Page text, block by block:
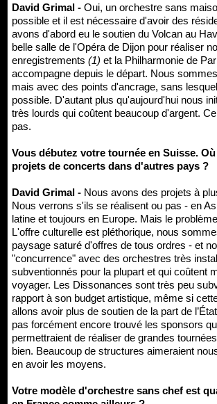
David Grimal - Oui, un orchestre sans
possible et il est nécessaire d'avoir des
avons d'abord eu le soutien du Volcan au
belle salle de l'Opéra de Dijon pour réaliser
enregistrements (1) et la Philharmonie de
accompagne depuis le départ. Nous
mais avec des points d'ancrage, sans
possible. D'autant plus qu'aujourd'hui nous
très lourds qui coûtent beaucoup d'argent.
pas.
Vous débutez votre tournée en Suisse.
projets de concerts dans d'autres pays ?
David Grimal - Nous avons des projets à
Nous verrons s'ils se réalisent ou pas - en
latine et toujours en Europe. Mais le
L'offre culturelle est pléthorique, nous
paysage saturé d'offres de tous ordres - et
"concurrence" avec des orchestres très
subventionnés pour la plupart et qui coûtent
voyager. Les Dissonances sont très peu
rapport à son budget artistique, même si
allons avoir plus de soutien de la part de
pas forcément encore trouvé les sponsors
permettraient de réaliser de grandes
bien. Beaucoup de structures aimeraient
en avoir les moyens.
Votre modèle d'orchestre sans chef est